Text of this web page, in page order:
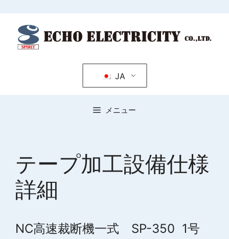
JA
メニュー
テープ加工設備仕様
詳細
NC高速裁断機一式 SP-350 1号